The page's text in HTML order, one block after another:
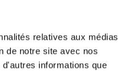
relatives aux médias
de notre site avec nos
informations que
20
Boîte(s)